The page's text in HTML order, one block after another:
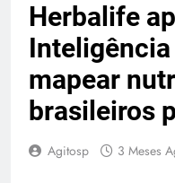
Herbalife
mapear
brasileiros
Agitosp 3 Meses